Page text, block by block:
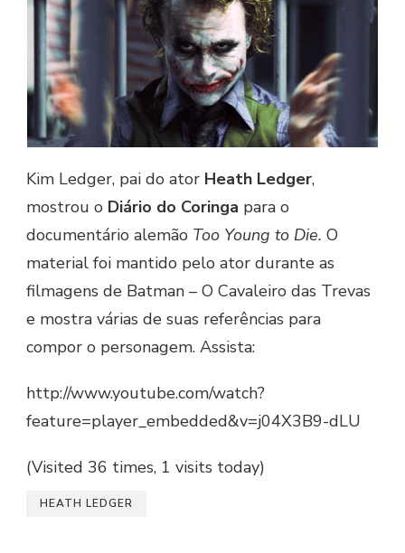
Kim Ledger, pai do ator Heath Ledger,
mostrou o Diário do Coringa para o
documentário alemão Too Young to Die. O
material foi mantido pelo ator durante as
filmagens de Batman – O Cavaleiro das Trevas
e mostra várias de suas referências para
compor o personagem. Assista:
http://www.youtube.com/watch?
feature=player_embedded&v=j04X3B9-dLU
(Visited 36 times, 1 visits today)
HEATH LEDGER